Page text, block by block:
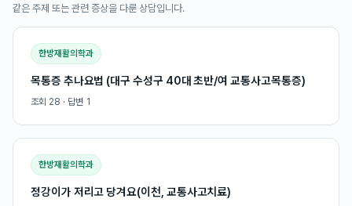
같은 주제 또는 관련 증상을 다룬 상담입니다.
한방재활의학과
목통증 추나요법 (대구 수성구 40대 초반/여 교통사고목통증)
조회 28 · 답변 1
한방재활의학과
정강이가 저리고 당겨요(이천, 교통사고치료)